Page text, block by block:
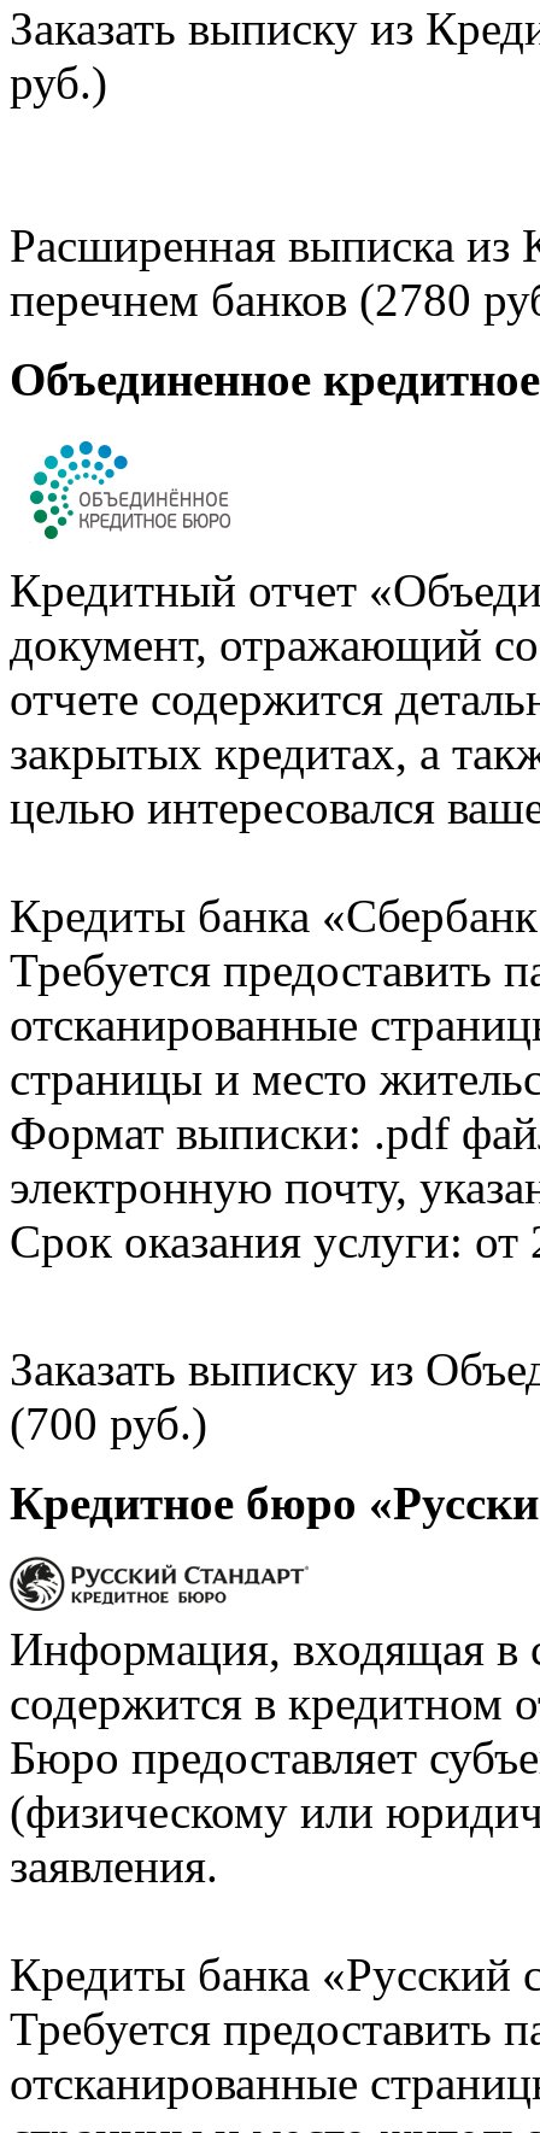
Заказать выписку из
руб.)
Расширенная выписка из
перечнем банков (2780
Объединенное
Кредитный отчет
документ, отражающий
отчете содержится
закрытых кредитах, а
целью интересовался
Кредиты банка
Требуется предоставить
отсканированные
страницы и место
Формат выписки: .pdf
электронную почту,
Срок оказания услуги: от
Заказать выписку из
(700 руб.)
Кредитное бюро
Информация, входящая в
содержится в кредитном
Бюро предоставляет
(физическому или
заявления.
Кредиты банка «Русский
Требуется предоставить
отсканированные